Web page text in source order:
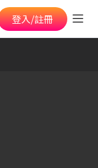
登入/註冊